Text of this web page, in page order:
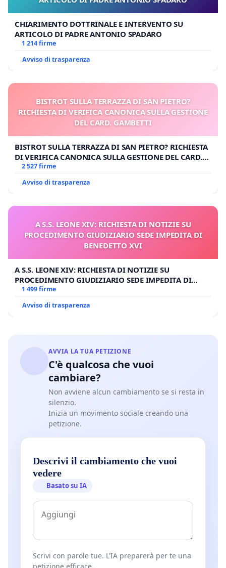
CHIARIMENTO DOTTRINALE E INTERVENTO SU
ARTICOLO DI PADRE ANTONIO SPADARO
1 214 firme
Avviso di trasparenza
BISTROT SULLA TERRAZZA DI SAN PIETRO?
RICHIESTA DI VERIFICA CANONICA SULLA GESTIONE
DEL CARD. GAMBETTI
BISTROT SULLA TERRAZZA DI SAN PIETRO? RICHIESTA
DI VERIFICA CANONICA SULLA GESTIONE DEL CARD.
GAMBETTI
2 527 firme
Avviso di trasparenza
A S.S. LEONE XIV: RICHIESTA DI NOTIZIE SU
PROCEDIMENTO GIUDIZIARIO SEDE IMPEDITA DI
BENEDETTO XVI
A S.S. LEONE XIV: RICHIESTA DI NOTIZIE SU
PROCEDIMENTO GIUDIZIARIO SEDE IMPEDITA DI
BENEDETTO XVI
1 499 firme
Avviso di trasparenza
AVVIA LA TUA PETIZIONE
C'è qualcosa che vuoi
cambiare?
Non avviene alcun cambiamento se si resta in
silenzio.
Inizia un movimento sociale creando una
petizione.
Descrivi il cambiamento che vuoi
vedere
Basato su IA
Scrivi con parole tue. L'IA preparerà per te una
petizione efficace.